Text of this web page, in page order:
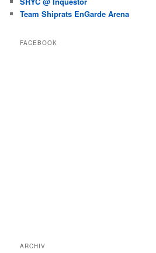
Team Shiprats EnGarde Arena
FACEBOOK
ARCHIV